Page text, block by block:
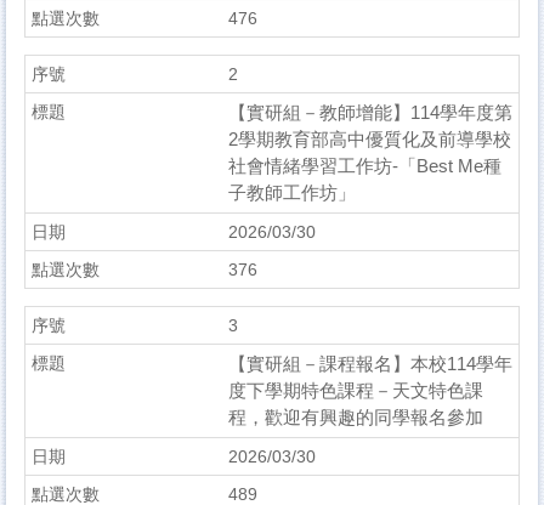
476
2
【實研組－教師增能】114學年度第
2學期教育部高中優質化及前導學校
社會情緒學習工作坊-「Best Me種
子教師工作坊」
2026/03/30
376
3
【實研組－課程報名】本校114學年
度下學期特色課程－天文特色課
程，歡迎有興趣的同學報名參加
2026/03/30
489